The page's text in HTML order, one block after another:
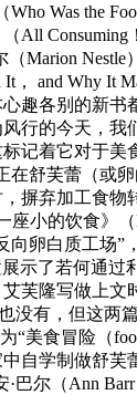
Was the
All
Marion
It， and Why
趣各别的新书
行的今天，
记着它对于美
在舒芙蕾（或
摒弃加工食物
座小的饮食》
向卵白质工场”
展示了若何通
芙隆写做上文
也没有，但这
“美食冒险（
自学制做舒芙
·巴尔（Ann